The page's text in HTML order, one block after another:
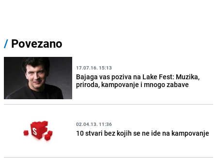
/ Povezano
17.07.16. 15:13
Bajaga vas poziva na Lake Fest: Muzika,
priroda, kampovanje i mnogo zabave
02.04.13. 11:36
10 stvari bez kojih se ne ide na kampovanje